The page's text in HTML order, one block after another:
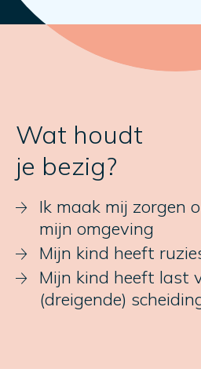
Wat houdt
je bezig?
Ik maak mij zorgen
mijn omgeving
Mijn kind heeft
Mijn kind heeft last
(dreigende)